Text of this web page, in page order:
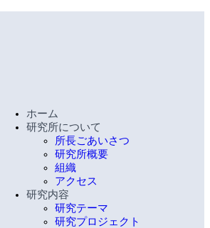
ホーム
研究所について
所長ごあいさつ
研究所概要
組織
アクセス
研究内容
研究テーマ
研究プロジェクト